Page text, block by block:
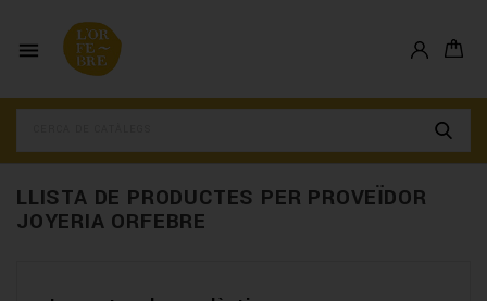

LLISTA DE PRODUCTES PER PROVEÏDOR
JOYERIA ORFEBRE